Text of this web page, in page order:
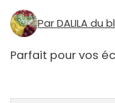
Par DALILA du
Parfait pour vos